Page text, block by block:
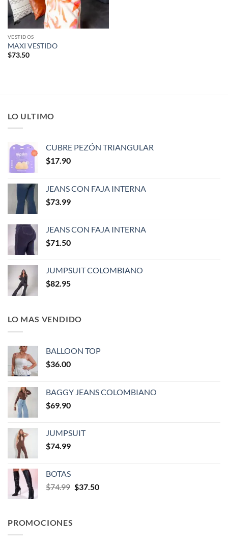
VESTIDOS
MAXI VESTIDO
$73.50
LO ULTIMO
CUBRE PEZÓN TRIANGULAR
$17.90
JEANS CON FAJA INTERNA
$73.99
JEANS CON FAJA INTERNA
$71.50
JUMPSUIT COLOMBIANO
$82.95
LO MAS VENDIDO
BALLOON TOP
$36.00
BAGGY JEANS COLOMBIANO
$69.90
JUMPSUIT
$74.99
BOTAS
$74.99 $37.50
PROMOCIONES